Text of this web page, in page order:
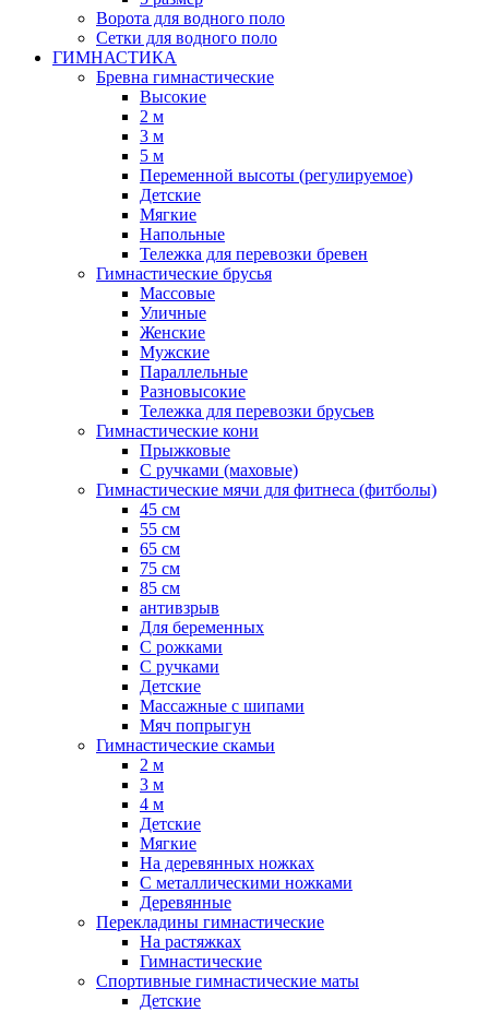
Ворота для водного поло
Сетки для водного поло
ГИМНАСТИКА
Бревна гимнастические
Высокие
2 м
3 м
5 м
Переменной высоты (регулируемое)
Детские
Мягкие
Напольные
Тележка для перевозки бревен
Гимнастические брусья
Массовые
Уличные
Женские
Мужские
Параллельные
Разновысокие
Тележка для перевозки брусьев
Гимнастические кони
Прыжковые
С ручками (маховые)
Гимнастические мячи для фитнеса (фитболы)
45 см
55 см
65 см
75 см
85 см
антивзрыв
Для беременных
С рожками
С ручками
Детские
Массажные с шипами
Мяч попрыгун
Гимнастические скамьи
2 м
3 м
4 м
Детские
Мягкие
На деревянных ножках
С металлическими ножками
Деревянные
Перекладины гимнастические
На растяжках
Гимнастические
Спортивные гимнастические маты
Детские